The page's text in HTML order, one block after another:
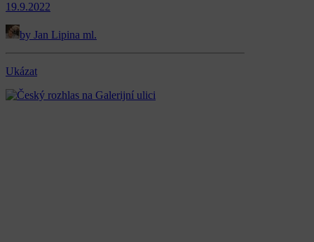
19.9.2022
by Jan Lipina ml.
Ukázat